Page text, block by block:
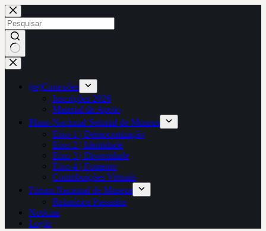
Pular
para
o
conteúdo
Sem
resultados
(re)Conexões
Inscrições 2026
Material de Apoio
Plano Nacional Setorial de Museus
Eixo 1 | Democratização
Eixo 2 | Identidade
Eixo 3 | Diversidade
Eixo 4 | Fomento
Contribuições Virtuais
Fórum Nacional de Museus
Relatórios Passados
Notícias
Login